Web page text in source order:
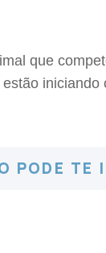
que
PODE TE